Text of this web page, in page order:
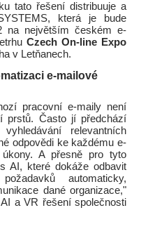
tato řešení distribuuje a
která je bude
na největším českém e-
Czech On-line Expo
v Letňanech.
e-mailové
pracovní e-maily není
prstů. Často jí předchází
relevantních
odpovědi ke každému e-
A přesně pro tyto
AI, které dokáže odbavit
automaticky,
dané organizace,"
a VR řešení společnosti